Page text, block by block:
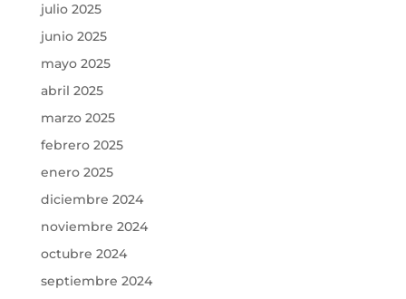
julio 2025
junio 2025
mayo 2025
abril 2025
marzo 2025
febrero 2025
enero 2025
diciembre 2024
noviembre 2024
octubre 2024
septiembre 2024